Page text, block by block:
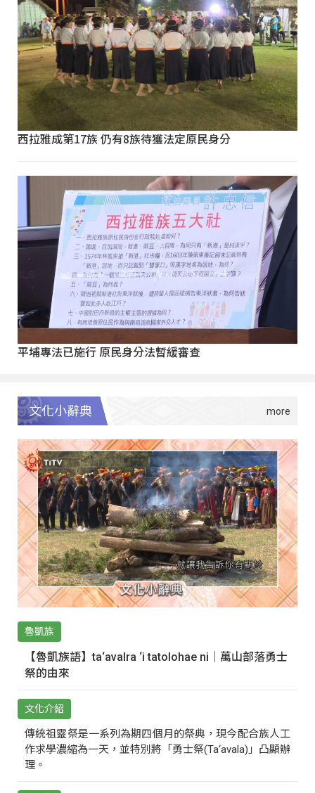
西拉雅成第17族 仍有8族待獲法定原民身分
平埔專法已施行 原民身分法暫緩審查
文化小辭典
魯凱族
【魯凱族語】ta‘avalra ‘i tatolohae ni｜萬山部落勇士
祭的由來
文化介紹
傳統祖靈祭是一系列為期四個月的祭典，現今配合族人工
作求學濃縮為一天，並特別將「勇士祭(Ta‘avala)」凸顯辦
理。